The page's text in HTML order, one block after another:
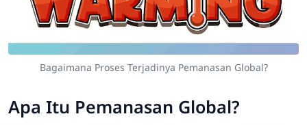
Bagaimana Proses Terjadinya Pemanasan Global?
Apa Itu Pemanasan Global?